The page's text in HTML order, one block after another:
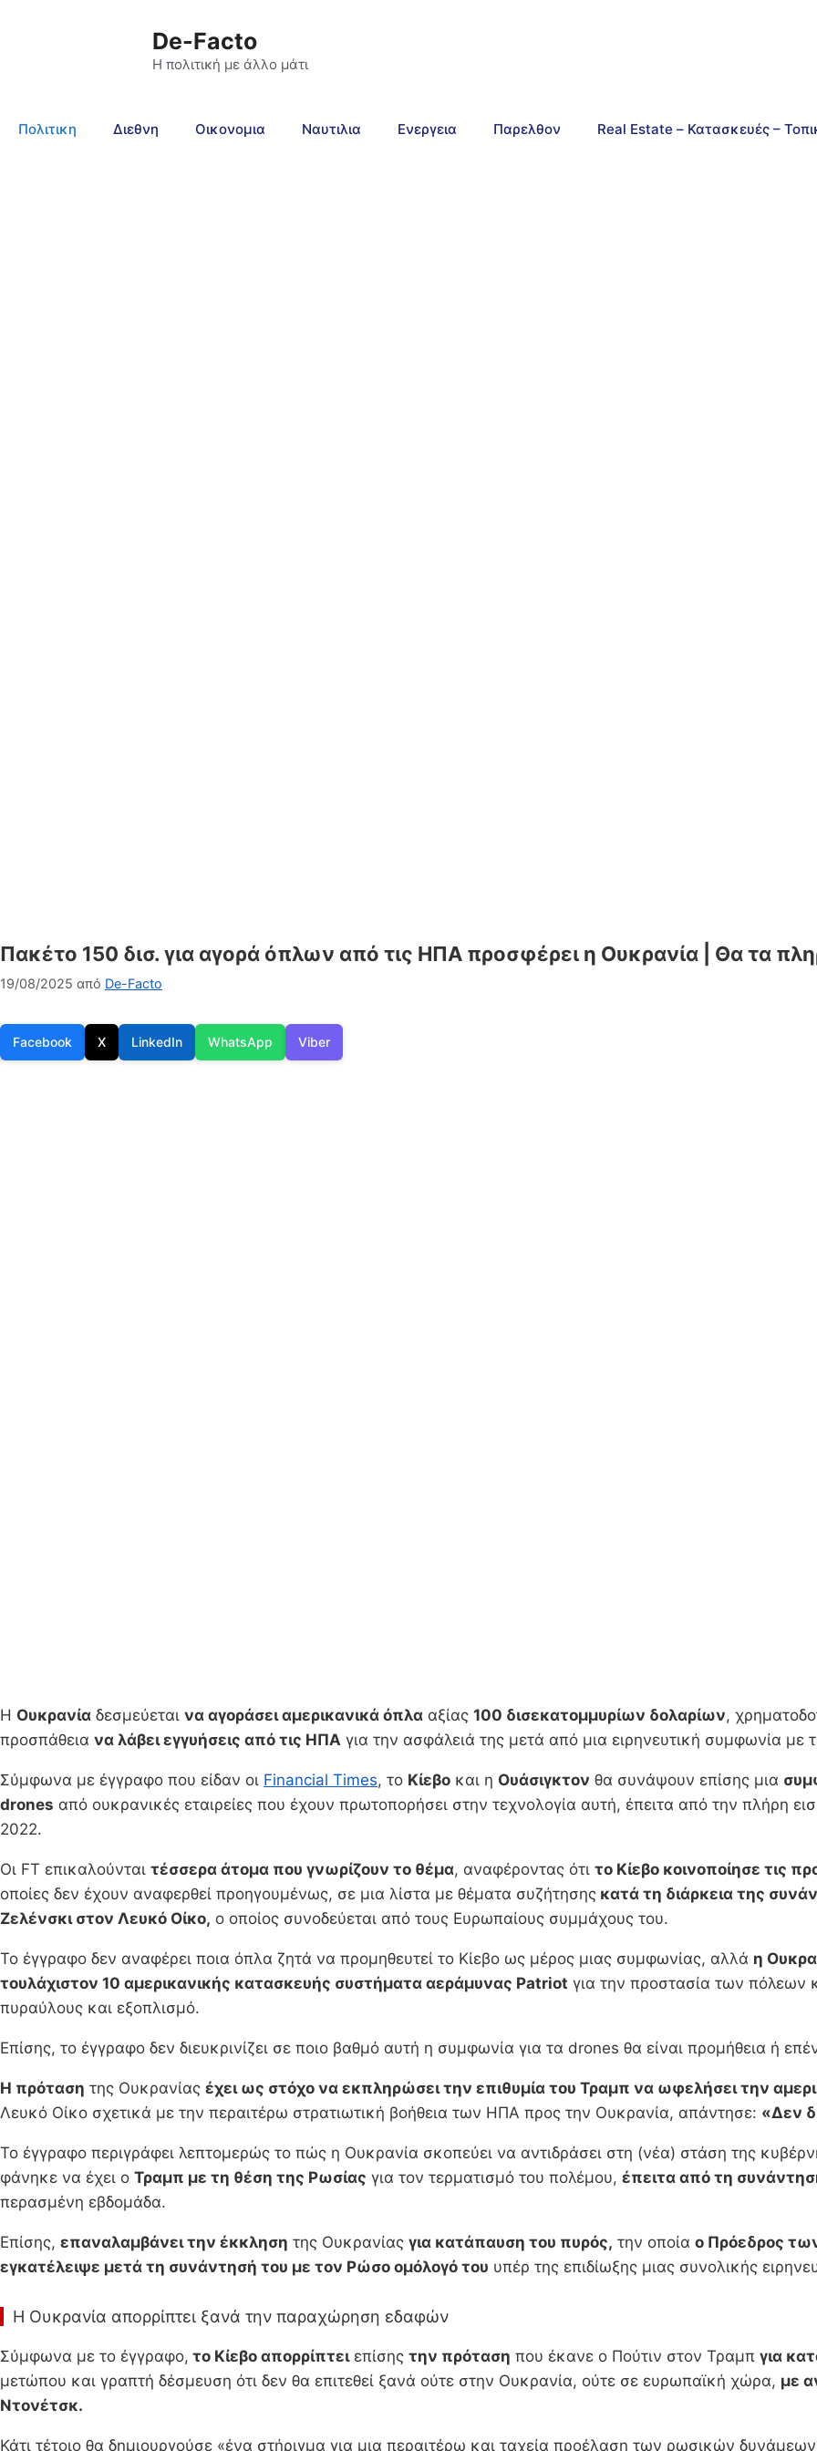
De-Facto
Η πολιτική με άλλο μάτι
Πολιτικη Διεθνη Οικονομια Ναυτιλια Ενεργεια Παρελθον Real Estate – Κατασκευές –
Πακέτο 150 δισ. για αγορά όπλων από τις ΗΠΑ προσφέρει η Ουκρανία | Θα τα
19/08/2025 από De-Facto
Facebook X LinkedIn WhatsApp Viber
Η Ουκρανία δεσμεύεται να αγοράσει αμερικανικά όπλα αξίας 100 δισεκατομμυρίων δολαρίων,
προσπάθεια να λάβει εγγυήσεις από τις ΗΠΑ για την ασφάλειά της μετά από μια ειρηνευτική συμφωνία με
Σύμφωνα με έγγραφο που είδαν οι Financial Times, το Κίεβο και η Ουάσιγκτον θα συνάψουν επίσης μια
drones από ουκρανικές εταιρείες που έχουν πρωτοπορήσει στην τεχνολογία αυτή, έπειτα από την πλήρη
2022.
Οι FT επικαλούνται τέσσερα άτομα που γνωρίζουν το θέμα, αναφέροντας ότι το Κίεβο κοινοποίησε τις
οποίες δεν έχουν αναφερθεί προηγουμένως, σε μια λίστα με θέματα συζήτησης κατά τη διάρκεια της
Ζελένσκι στον Λευκό Οίκο, ο οποίος συνοδεύεται από τους Ευρωπαίους συμμάχους του.
Το έγγραφο δεν αναφέρει ποια όπλα ζητά να προμηθευτεί το Κίεβο ως μέρος μιας συμφωνίας, αλλά η
τουλάχιστον 10 αμερικανικής κατασκευής συστήματα αεράμυνας Patriot για την προστασία των πόλεων
πυραύλους και εξοπλισμό.
Επίσης, το έγγραφο δεν διευκρινίζει σε ποιο βαθμό αυτή η συμφωνία για τα drones θα είναι προμήθεια ή
Η πρόταση της Ουκρανίας έχει ως στόχο να εκπληρώσει την επιθυμία του Τραμπ να ωφελήσει την
Λευκό Οίκο σχετικά με την περαιτέρω στρατιωτική βοήθεια των ΗΠΑ προς την Ουκρανία, απάντησε: «Δεν
Το έγγραφο περιγράφει λεπτομερώς το πώς η Ουκρανία σκοπεύει να αντιδράσει στη (νέα) στάση της
φάνηκε να έχει ο Τραμπ με τη θέση της Ρωσίας για τον τερματισμό του πολέμου, έπειτα από τη
περασμένη εβδομάδα.
Επίσης, επαναλαμβάνει την έκκληση της Ουκρανίας για κατάπαυση του πυρός, την οποία ο Πρόεδρος
εγκατέλειψε μετά τη συνάντησή του με τον Ρώσο ομόλογό του υπέρ της επιδίωξης μιας συνολικής
Η Ουκρανία απορρίπτει ξανά την παραχώρηση εδαφών
Σύμφωνα με το έγγραφο, το Κίεβο απορρίπτειεπίσης την πρόταση που έκανε ο Πούτιν στον Τραμπ για
μετώπου και γραπτή δέσμευση ότι δεν θα επιτεθεί ξανά ούτε στην Ουκρανία, ούτε σε ευρωπαϊκή χώρα, με
Ντονέτσκ.
Κάτι τέτοιο θα δημιουργούσε «ένα στήριγμα για μια περαιτέρω και ταχεία προέλαση των ρωσικών